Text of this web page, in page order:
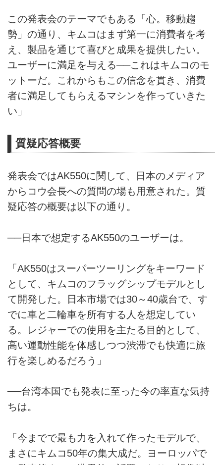
この発表会のテーマでもある「心。移動趨
勢」の通り、キムコはまず第一に消費者を考
え、製品を通じて喜びと成果を提供したい。
ユーザーに満足を与える──これはキムコのモ
ットーだ。これからもこの信念を貫き、消費
者に満足してもらえるマシンを作っていきた
い」
質疑応答概要
発表会ではAK550に関して、日本のメディア
からコウ会長への質問の場も用意された。質
疑応答の概要は以下の通り。
──日本で想定するAK550のユーザーは。
「AK550はスーパーツーリングをキーワード
として、キムコのフラッグシップモデルとし
て開発した。日本市場では30～40歳台で、す
でに車と二輪車を所有する人を想定してい
る。レジャーでの使用を主たる目的として、
高い運動性能を体感しつつ渋滞でも快適に旅
行を楽しめるだろう」
──台湾本国でも発表に至った今の率直な気持
ちは。
「今までで最も力を入れて作ったモデルで、
まさにキムコ50年の集大成だ。ヨーロッパで